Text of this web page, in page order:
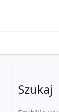
Szukaj